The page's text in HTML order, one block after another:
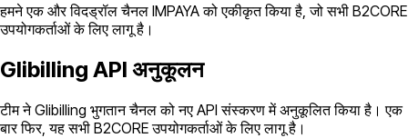
हमने एक और विदड्रॉल चैनल IMPAYA को एकीकृत किया है, जो सभी B2CORE
उपयोगकर्ताओं के लिए लागू है।
Glibilling API अनुकूलन
टीम ने Glibilling भुगतान चैनल को नए API संस्करण में अनुकूलित किया है। एक
बार फिर, यह सभी B2CORE उपयोगकर्ताओं के लिए लागू है।